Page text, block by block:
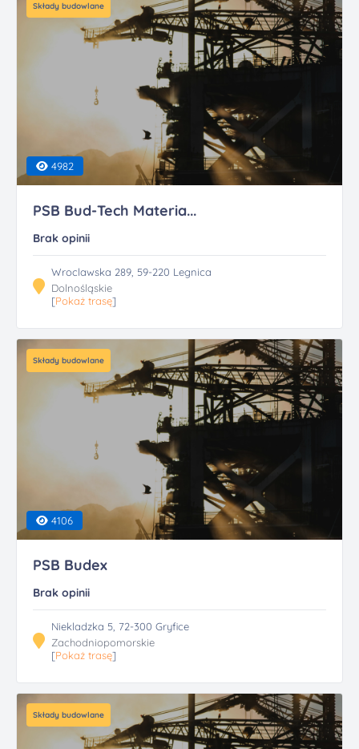
Składy budowlane
4982
PSB Bud-Tech Materia...
Brak opinii
Wroclawska 289, 59-220 Legnica
Dolnośląskie
[Pokaż trasę]
Składy budowlane
4106
PSB Budex
Brak opinii
Niekladzka 5, 72-300 Gryfice
Zachodniopomorskie
[Pokaż trasę]
Składy budowlane